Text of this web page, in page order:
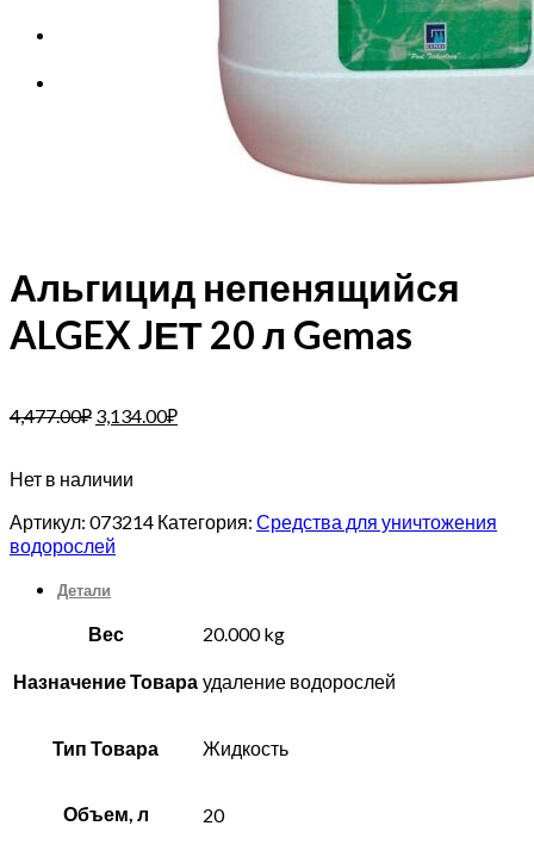
Альгицид непенящийся
ALGEX JЕТ 20 л Gemas
4,477.00₽ 3,134.00₽
Нет в наличии
Артикул: 073214 Категория: Средства для уничтожения
водорослей
Детали
Вес 20.000 kg
Назначение Товара удаление водорослей
Тип Товара Жидкость
Объем, л 20